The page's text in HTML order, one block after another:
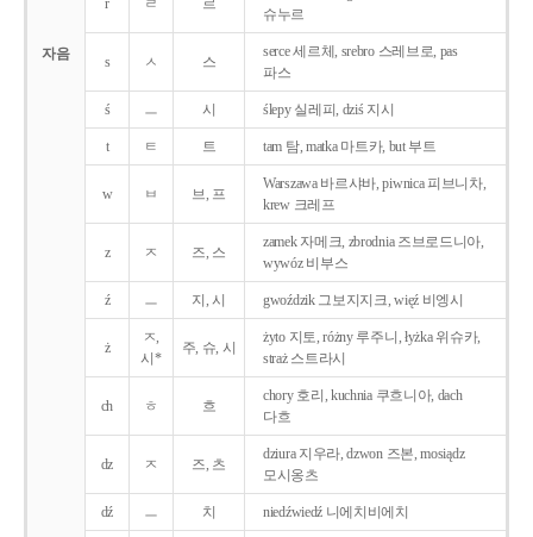
자음
r ㄹ 르
슈누르
s ㅅ 스
serce 세르체, srebro 스레브로, pas
파스
ś ㅡ 시 ślepy 실레피, dziś 지시
t ㅌ 트 tam 탐, matka 마트카, but 부트
w ㅂ 브, 프
Warszawa 바르샤바, piwnica 피브니차,
krew 크레프
z ㅈ 즈, 스
zamek 자메크, zbrodnia 즈브로드니아,
wywóz 비부스
ź ㅡ 지, 시 gwoździk 그보지지크, więź 비엥시
ż
ㅈ,
시*
주, 슈, 시
żyto 지토, różny 루주니, łyżka 위슈카,
straż 스트라시
ch ㅎ 흐
chory 호리, kuchnia 쿠흐니아, dach
다흐
dz ㅈ 즈, 츠
dziura 지우라, dzwon 즈본, mosiądz
모시옹츠
dź ㅡ 치 niedźwiedź 니에치비에치